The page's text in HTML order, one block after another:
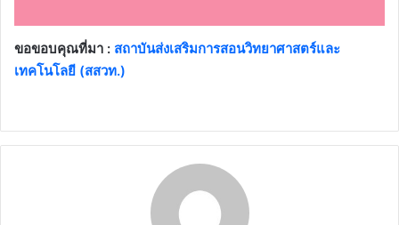
ขอขอบคุณที่มา : สถาบันส่งเสริมการสอนวิทยาศาสตร์และ
เทคโนโลยี (สสวท.)